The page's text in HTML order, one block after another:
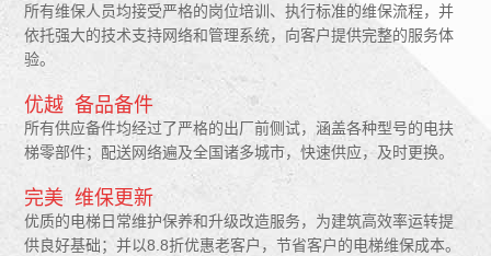
所有维保人员均接受严格的岗位培训、执行标准的维保流程，并
依托强大的技术支持网络和管理系统，向客户提供完整的服务体
验。
优越 备品备件
所有供应备件均经过了严格的出厂前侧试，涵盖各种型号的电扶
梯零部件；配送网络遍及全国诸多城市，快速供应，及时更换。
完美 维保更新
优质的电梯日常维护保养和升级改造服务，为建筑高效率运转提
供良好基础；并以8.8折优惠老客户，节省客户的电梯维保成本。